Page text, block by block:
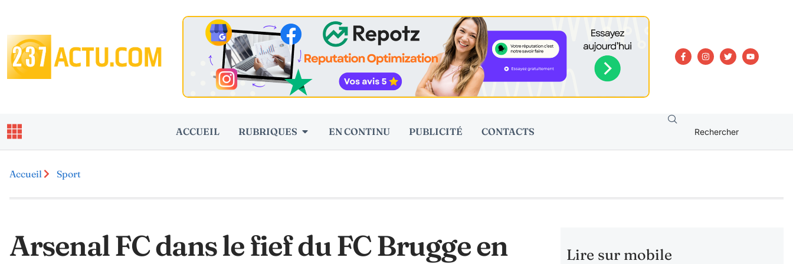
ACCUEIL RUBRIQUES EN CONTINU PUBLICITÉ CONTACTS
Accueil Sport
Arsenal FC dans le fief du FC Brugge en Lire sur mobile